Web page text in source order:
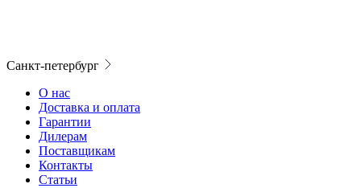
Санкт-петербург
О нас
Доставка и оплата
Гарантии
Дилерам
Поставщикам
Контакты
Статьи